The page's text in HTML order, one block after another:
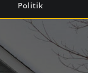
Politik